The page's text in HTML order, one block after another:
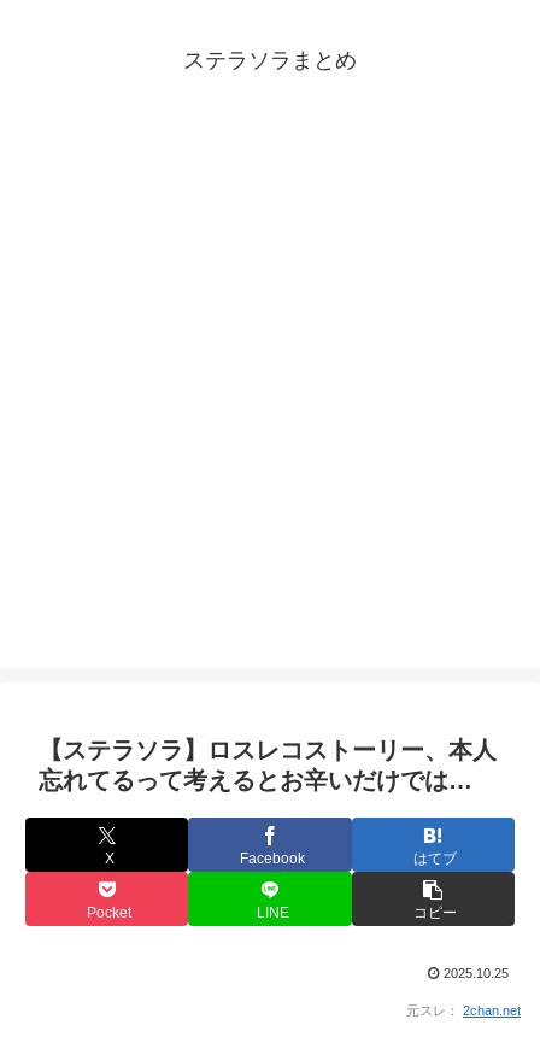
ステラソラまとめ
【ステラソラ】ロスレコストーリー、本人
忘れてるって考えるとお辛いだけでは…
X Facebook はてブ
Pocket LINE コピー
2025.10.25
元スレ： 2chan.net